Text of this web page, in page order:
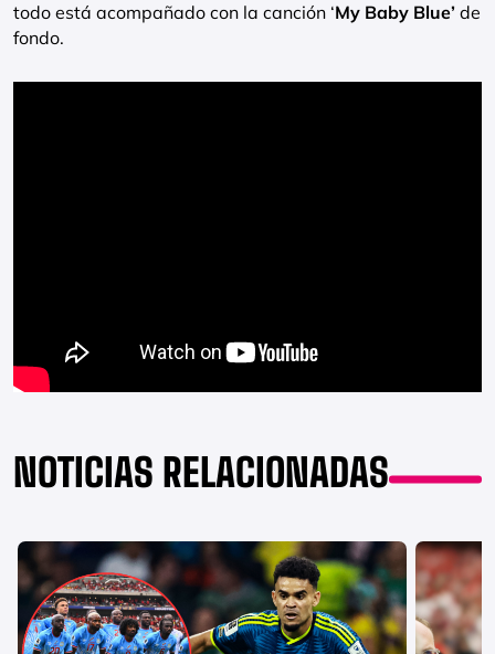
todo está acompañado con la canción ‘My Baby Blue’ de
fondo.
NOTICIAS RELACIONADAS